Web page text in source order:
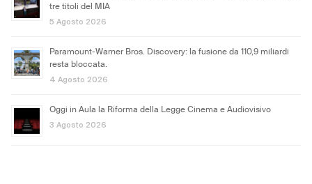
tre titoli del MIA
5 Agosto 2026
Paramount-Warner Bros. Discovery: la fusione da 110,9 miliardi
resta bloccata.
4 Agosto 2026
Oggi in Aula la Riforma della Legge Cinema e Audiovisivo
3 Agosto 2026